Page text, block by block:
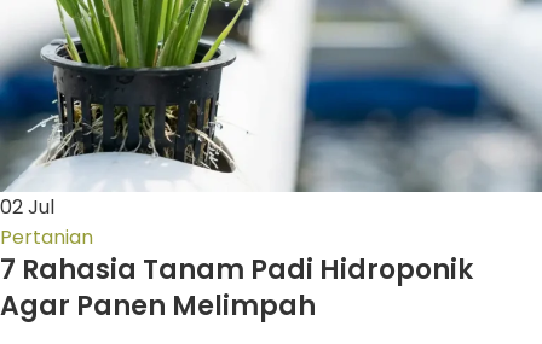
02Jul
Pertanian
7 Rahasia Tanam Padi Hidroponik
Agar Panen Melimpah